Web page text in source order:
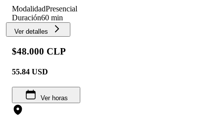
ModalidadPresencial
Duración60 min
Ver detalles
$48.000 CLP
55.84 USD
Ver horas